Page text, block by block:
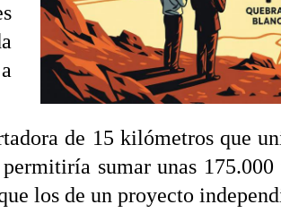
de 15 kilómetros que
sumar unas
los de un proyecto